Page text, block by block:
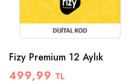
Fizy Premium 12 Aylık
499,99 TL